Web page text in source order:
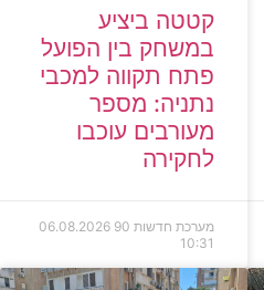
קטטה ביציע
במשחק בין הפועל
פתח תקווה למכבי
נתניה: מספר
מעורבים עוכבו
לחקירה
מערכת חדשות 90
06.08.2026
10:31